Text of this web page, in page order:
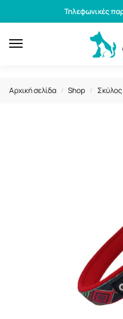
Τηλεφωνικές
Αρχική σελίδα / Shop / Σκύλος